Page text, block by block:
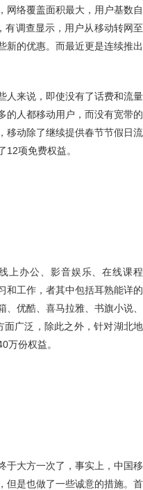
网络覆盖面积最大，用户基数自
有调查显示，用户从移动转网至
新的优惠。而最近更是连续推出
人来说，即使没有了话费和流量
的人都移动用户，而没有宽带的
移动除了继续提供春节节假日流
项免费权益。
上办公、影音娱乐、在线课程
和工作，者其中包括耳熟能详的
优酷、喜马拉雅、书旗小说、
面广泛，除此之外，针对湖北地
万份权益。
于大方一次了，事实上，中国移
但是也做了一些诚意的措施。首